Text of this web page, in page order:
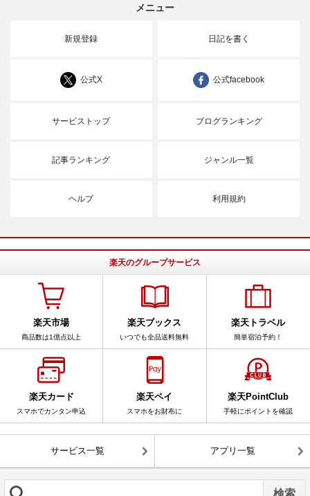
メニュー
新規登録 日記を書く
公式X 公式facebook
サービストップ ブログランキング
記事ランキング ジャンル一覧
ヘルプ 利用規約
楽天のグループサービス
楽天市場
商品数は1億点以上
楽天ブックス
いつでも全品送料無料
楽天トラベル
簡単宿泊予約！
楽天カード
スマホでカンタン申込
楽天ペイ
スマホをお財布に
楽天PointClub
手軽にポイントを確認
サービス一覧 アプリ一覧